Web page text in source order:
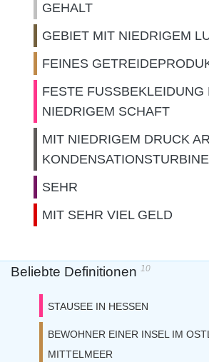
GEHALT
GEBIET MIT NIEDRIGEM
FEINES
FESTE FUSSBEKLEIDUNG
NIEDRIGEM SCHAFT
MIT NIEDRIGEM DRUCK
KONDENSATIONSTURBINE
SEHR
MIT SEHR VIEL GELD
Beliebte Definitionen 10
STAUSEE IN HESSEN
BEWOHNER EINER INSEL IM
MITTELMEER